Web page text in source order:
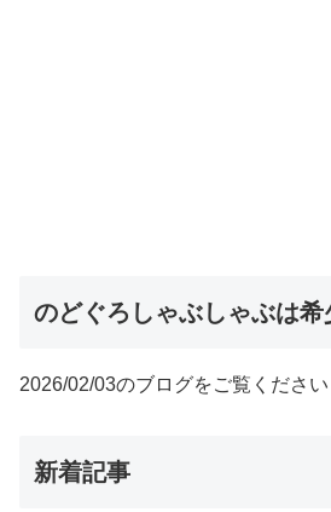
のどぐろしゃぶしゃぶは希
2026/02/03のブログをご覧ください
新着記事